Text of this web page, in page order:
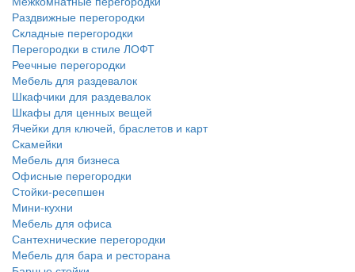
Раздвижные перегородки
Складные перегородки
Перегородки в стиле ЛОФТ
Реечные перегородки
Мебель для раздевалок
Шкафчики для раздевалок
Шкафы для ценных вещей
Ячейки для ключей, браслетов и карт
Скамейки
Мебель для бизнеса
Офисные перегородки
Стойки-ресепшен
Мини-кухни
Мебель для офиса
Сантехнические перегородки
Мебель для бара и ресторана